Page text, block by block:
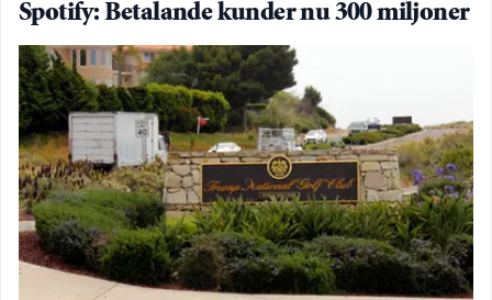
Spotify: Betalande kunder nu 300 miljoner